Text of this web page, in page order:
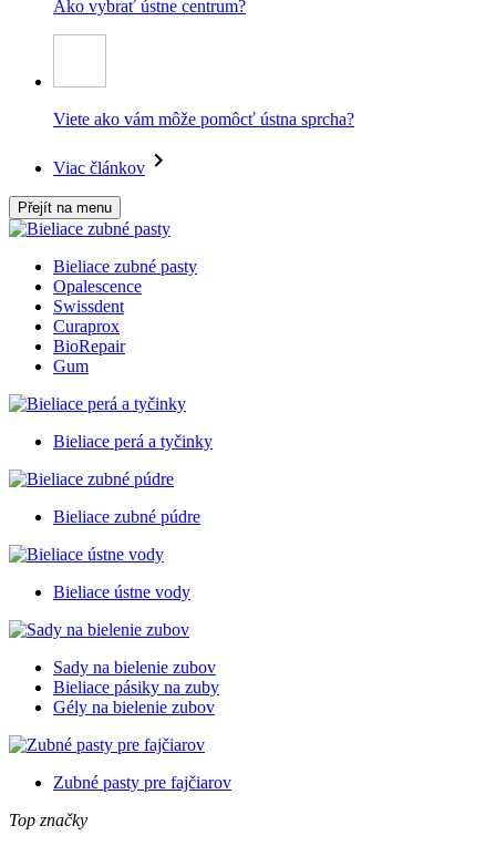
Ako vybrať ústne centrum?
Viete ako vám môže pomôcť ústna sprcha?
Viac článkov
Přejít na menu
Bieliace zubné pasty
Opalescence
Swissdent
Curaprox
BioRepair
Gum
Bieliace perá a tyčinky
Bieliace zubné púdre
Bieliace ústne vody
Sady na bielenie zubov
Bieliace pásiky na zuby
Gély na bielenie zubov
Zubné pasty pre fajčiarov
Top značky